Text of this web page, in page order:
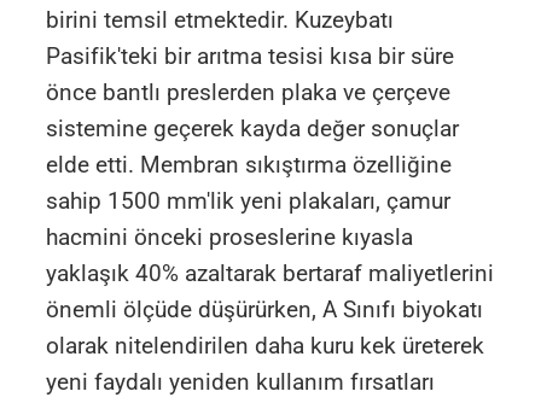
birini temsil etmektedir. Kuzeybatı
Pasifik'teki bir arıtma tesisi kısa bir süre
önce bantlı preslerden plaka ve çerçeve
sistemine geçerek kayda değer sonuçlar
elde etti. Membran sıkıştırma özelliğine
sahip 1500 mm'lik yeni plakaları, çamur
hacmini önceki proseslerine kıyasla
yaklaşık 40% azaltarak bertaraf maliyetlerini
önemli ölçüde düşürürken, A Sınıfı biyokatı
olarak nitelendirilen daha kuru kek üreterek
yeni faydalı yeniden kullanım fırsatları